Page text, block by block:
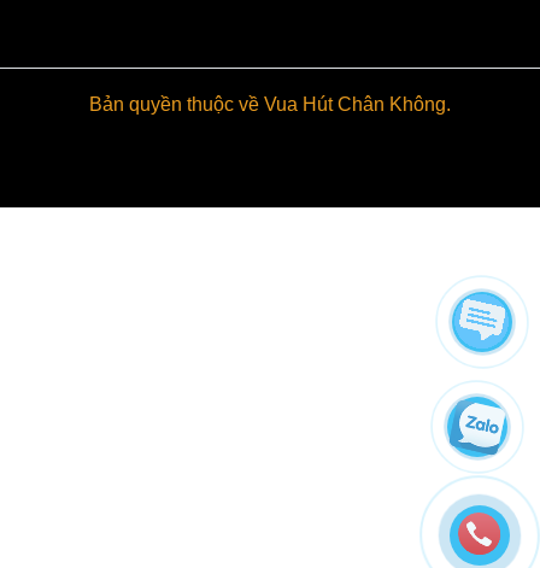
Bản quyền thuộc về Vua Hút Chân Không.